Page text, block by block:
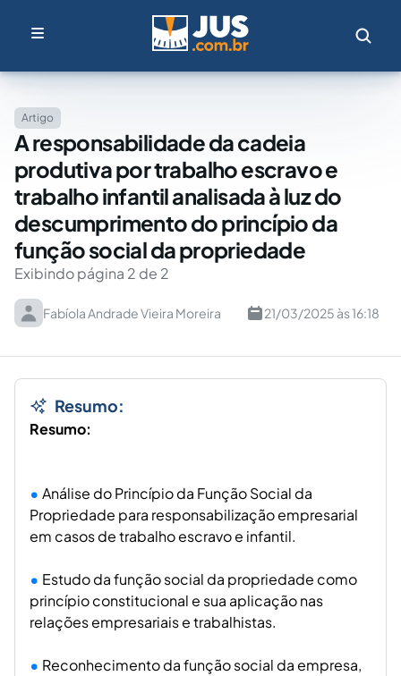
Artigo
A responsabilidade da cadeia
produtiva por trabalho escravo e
trabalho infantil analisada à luz do
descumprimento do princípio da
função social da propriedade
Exibindo página 2 de 2
Fabíola Andrade Vieira Moreira 21/03/2025 às 16:18
Resumo:
Resumo:
Análise do Princípio da Função Social da
Propriedade para responsabilização empresarial
em casos de trabalho escravo e infantil.
Estudo da função social da propriedade como
princípio constitucional e sua aplicação nas
relações empresariais e trabalhistas.
Reconhecimento da função social da empresa,